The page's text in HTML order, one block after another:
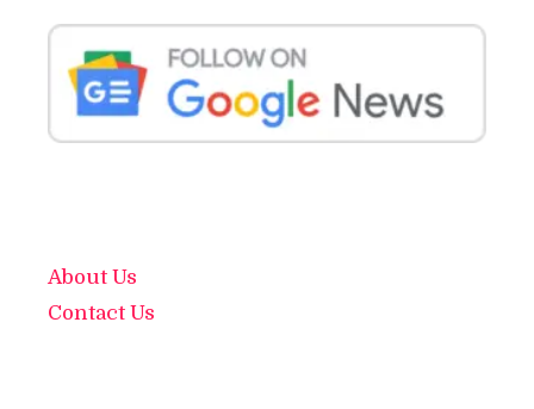
About Us
Contact Us